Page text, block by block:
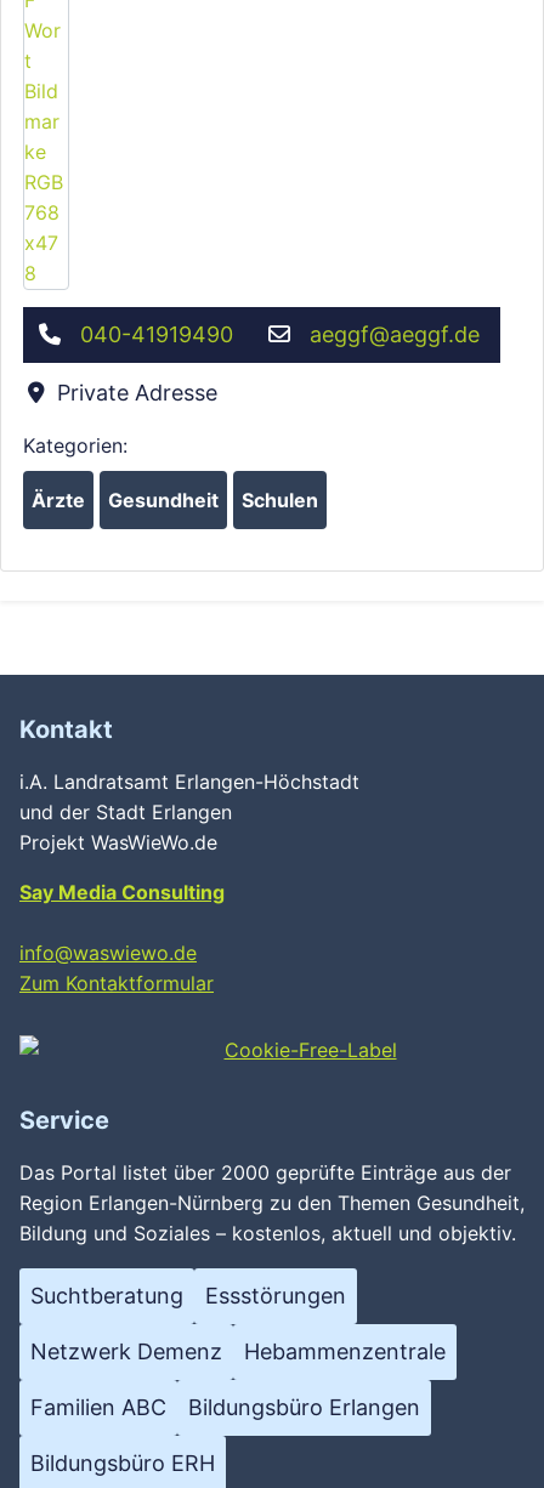
040-41919490 aeggf@aeggf.de
Private Adresse
Kategorien:
Ärzte Gesundheit Schulen
Kontakt
i.A. Landratsamt Erlangen-Höchstadt
und der Stadt Erlangen
Projekt WasWieWo.de
Say Media Consulting
info@waswiewo.de
Zum Kontaktformular
Service
Das Portal listet über 2000 geprüfte Einträge aus der
Region Erlangen-Nürnberg zu den Themen Gesundheit,
Bildung und Soziales – kostenlos, aktuell und objektiv.
Suchtberatung Essstörungen
Netzwerk Demenz Hebammenzentrale
Familien ABC Bildungsbüro Erlangen
Bildungsbüro ERH